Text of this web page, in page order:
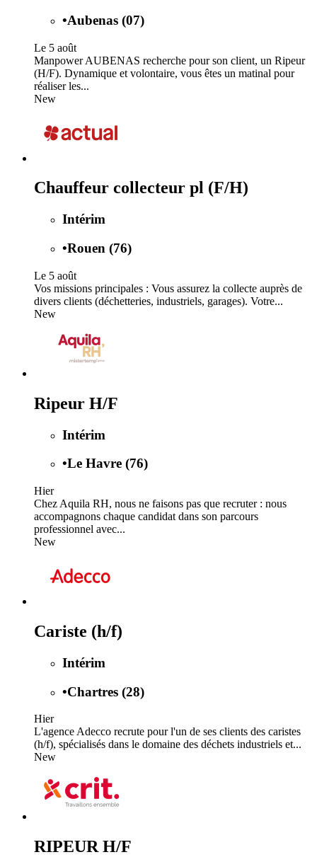
•Aubenas (07)
Le 5 août
Manpower AUBENAS recherche pour son client, un Ripeur
(H/F). Dynamique et volontaire, vous êtes un matinal pour
réaliser les...
New
Chauffeur collecteur pl (F/H)
Intérim
•Rouen (76)
Le 5 août
Vos missions principales : Vous assurez la collecte auprès de
divers clients (déchetteries, industriels, garages). Votre...
New
Ripeur H/F
Intérim
•Le Havre (76)
Hier
Chez Aquila RH, nous ne faisons pas que recruter : nous
accompagnons chaque candidat dans son parcours
professionnel avec...
New
Cariste (h/f)
Intérim
•Chartres (28)
Hier
L'agence Adecco recrute pour l'un de ses clients des caristes
(h/f), spécialisés dans le domaine des déchets industriels et...
New
RIPEUR H/F